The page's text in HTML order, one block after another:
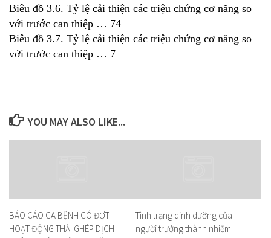
Biêu đồ 3.6. Tỷ lệ cải thiện các triệu chứng cơ năng so
với trước can thiệp … 74
Biêu đồ 3.7. Tỷ lệ cải thiện các triệu chứng cơ năng so
với trước can thiệp … 7
YOU MAY ALSO LIKE...
BÁO CÁO CA BỆNH CÓ ĐỢT
HOẠT ĐỘNG THẢI GHÉP DỊCH
Tình trạng dinh dưỡng của
người trưởng thành nhiễm